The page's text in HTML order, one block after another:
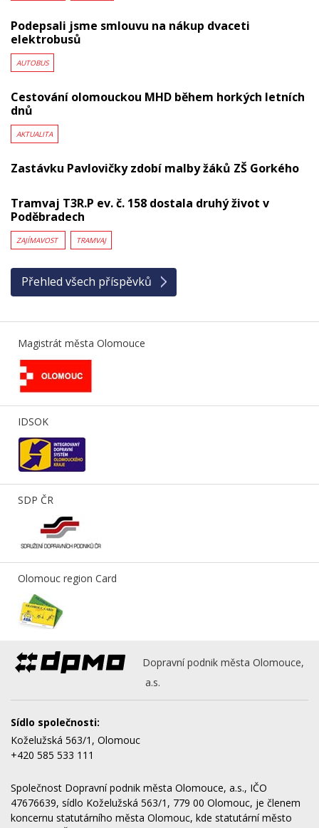
Podepsali jsme smlouvu na nákup dvaceti
elektrobusů
AUTOBUS
Cestování olomouckou MHD během horkých letních
dnů
AKTUALITA
Zastávku Pavlovičky zdobí malby žáků ZŠ Gorkého
Tramvaj T3R.P ev. č. 158 dostala druhý život v
Poděbradech
ZAJÍMAVOST TRAMVAJ
Přehled všech příspěvků
Magistrát města Olomouce
IDSOK
SDP ČR
Olomouc region Card
Dopravní podnik města Olomouce,
a.s.
Sídlo společnosti:
Koželužská 563/1, Olomouc
+420 585 533 111
Společnost Dopravní podnik města Olomouce, a.s., IČO
47676639, sídlo Koželužská 563/1, 779 00 Olomouc, je členem
koncernu statutárního města Olomouc, kde statutární město